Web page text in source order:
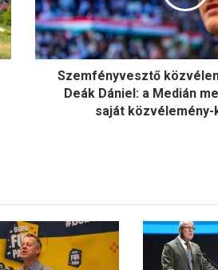
é
n
y
v
é
l
e
Szemfényvesztő
Deák Dániel: a Medián
saját